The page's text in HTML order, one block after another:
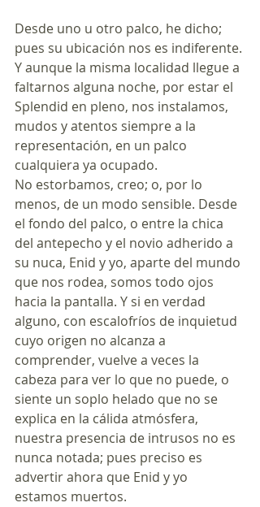
Desde uno u otro palco, he dicho;
pues su ubicación nos es indiferente.
Y aunque la misma localidad llegue a
faltarnos alguna noche, por estar el
Splendid en pleno, nos instalamos,
mudos y atentos siempre a la
representación, en un palco
cualquiera ya ocupado.
No estorbamos, creo; o, por lo
menos, de un modo sensible. Desde
el fondo del palco, o entre la chica
del antepecho y el novio adherido a
su nuca, Enid y yo, aparte del mundo
que nos rodea, somos todo ojos
hacia la pantalla. Y si en verdad
alguno, con escalofríos de inquietud
cuyo origen no alcanza a
comprender, vuelve a veces la
cabeza para ver lo que no puede, o
siente un soplo helado que no se
explica en la cálida atmósfera,
nuestra presencia de intrusos no es
nunca notada; pues preciso es
advertir ahora que Enid y yo
estamos muertos.